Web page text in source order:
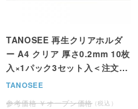
TANOSEE 再生クリアホルダ
ー A4 クリア 厚さ0.2mm 10枚
入×1パック3セット入＜注文2
パック単位＞
TANOSEE
オープン価格